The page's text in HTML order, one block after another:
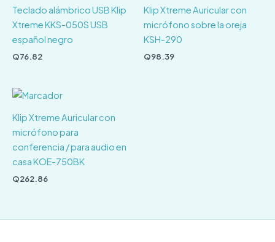
Teclado alámbrico USB Klip
Xtreme KKS-050S USB
español negro
Q76.82
Klip Xtreme Auricular con
micrófono sobre la oreja
KSH-290
Q98.39
Klip Xtreme Auricular con
micrófono para
conferencia / para audio en
casa KOE-750BK
Q262.86